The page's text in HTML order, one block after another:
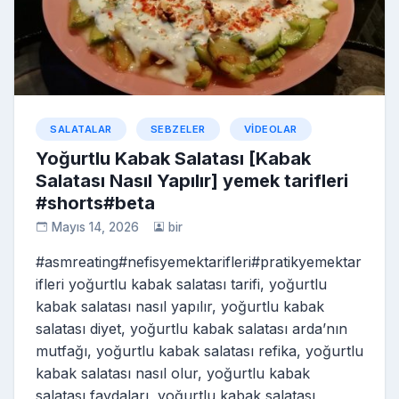
ni
ki
SALATALAR SEBZELER VIDEOLAR
Yoğurtlu Kabak Salatası [Kabak
Salatası Nasıl Yapılır] yemek tarifleri
#shorts#beta
Mayıs 14, 2026 bir
#asmreating#nefisyemektarifleri#pratikyemektar
ifleri yoğurtlu kabak salatası tarifi, yoğurtlu
kabak salatası nasıl yapılır, yoğurtlu kabak
salatası diyet, yoğurtlu kabak salatası arda’nın
mutfağı, yoğurtlu kabak salatası refika, yoğurtlu
kabak salatası nasıl olur, yoğurtlu kabak